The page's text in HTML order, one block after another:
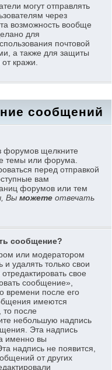
могут отправлять
через
возможность вообще
для
почтовой
а также для защиты
кражи.
сообщений
форумов щелкните
темы или форума.
перед отправкой
вам
форумов или тем
Выможете отвечать
сообщение?
или модератором
удалять только свои
свое
сообщение»,
времени после его
имеются
то после
небольшую надпись
Эта надпись
именно вы
надпись не появится,
от других